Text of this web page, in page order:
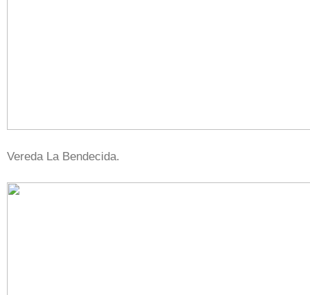
Vereda La Bendecida.